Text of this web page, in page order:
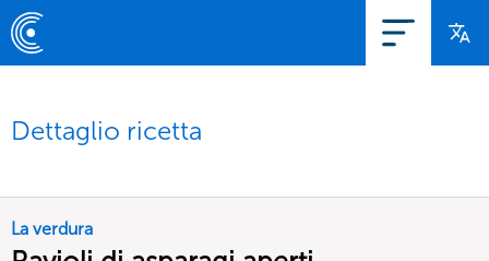
Dettaglio ricetta
La verdura